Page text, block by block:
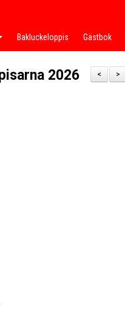
Bakluckeloppis Gästbok
>
<
2026